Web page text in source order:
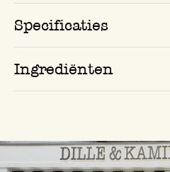
Specificaties
Ingrediënten